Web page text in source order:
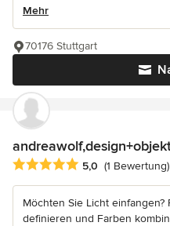
Mehr
70176 Stuttgart
Durchschnittliche
5,0 (1 Bewertung)
Möchten Sie Licht
definieren und Farben